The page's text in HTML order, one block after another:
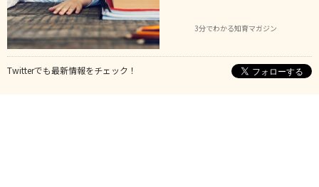
3分でわかる知育マガジン
Twitterでも最新情報をチェック！